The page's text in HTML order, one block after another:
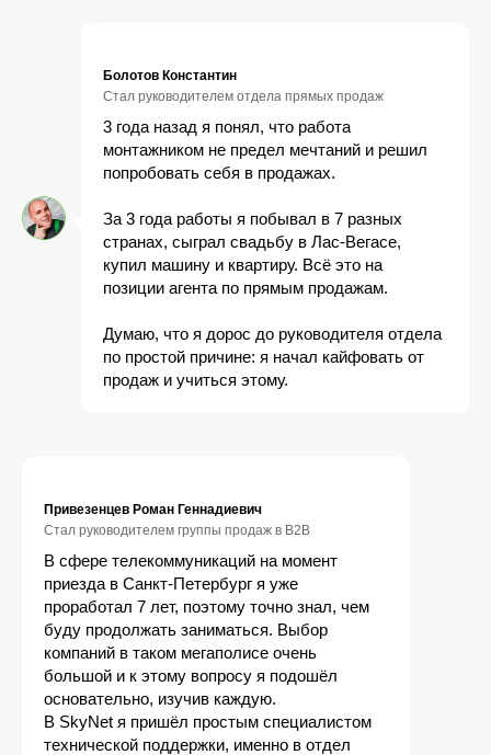
Болотов Константин
Стал руководителем отдела прямых продаж
3 года назад я понял, что работа
монтажником не предел мечтаний и решил
попробовать себя в продажах.
За 3 года работы я побывал в 7 разных
странах, сыграл свадьбу в Лас-Вегасе,
купил машину и квартиру. Всё это на
позиции агента по прямым продажам.
Думаю, что я дорос до руководителя отдела
по простой причине: я начал кайфовать от
продаж и учиться этому.
Привезенцев Роман Геннадиевич
Стал руководителем группы продаж в B2B
В сфере телекоммуникаций на момент
приезда в Санкт-Петербург я уже
проработал 7 лет, поэтому точно знал, чем
буду продолжать заниматься. Выбор
компаний в таком мегаполисе очень
большой и к этому вопросу я подошёл
основательно, изучив каждую.
В SkyNet я пришёл простым специалистом
технической поддержки, именно в отдел